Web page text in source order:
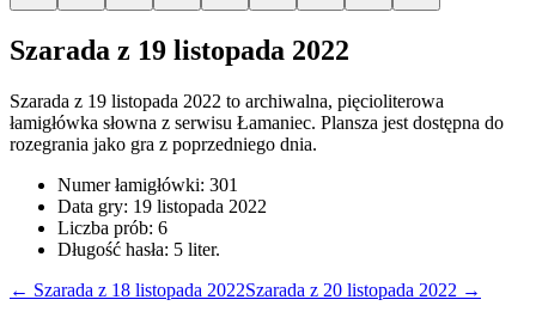
Szarada z 19 listopada 2022
Szarada z 19 listopada 2022 to archiwalna, pięcioliterowa
łamigłówka słowna z serwisu Łamaniec. Plansza jest dostępna do
rozegrania jako gra z poprzedniego dnia.
Numer łamigłówki: 301
Data gry: 19 listopada 2022
Liczba prób: 6
Długość hasła: 5 liter.
← Szarada z 18 listopada 2022Szarada z 20 listopada 2022 →